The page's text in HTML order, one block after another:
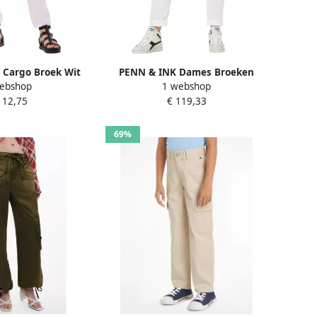
Cargo Broek Wit
White Dames
PENN & INK Dames Broeken
S22t776ltd W410 Ecru
1 webshop
€ 119,33
69%